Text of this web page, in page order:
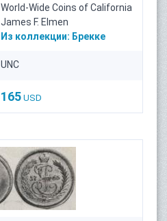
World-Wide Coins of California
James F. Elmen
Из коллекции: Брекке
UNC
165 USD